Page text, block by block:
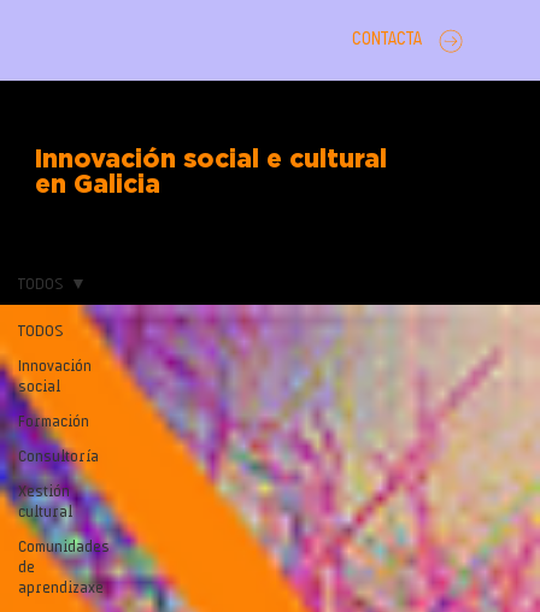
CONTACTA
Innovación social e cultural
en Galicia
TODOS
Innovación
social
Formación
Consultoría
Xestión
cultural
Comunidades
de
aprendizaxe
TODOS